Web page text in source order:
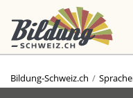
Bildung-Schweiz.ch